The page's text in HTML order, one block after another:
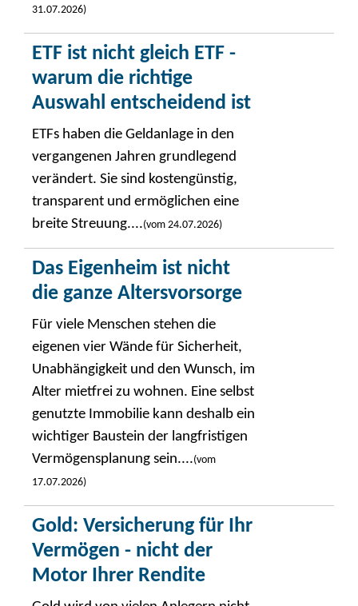
31.07.2026)
ETF ist nicht gleich ETF -
warum die richtige
Auswahl entscheidend ist
ETFs haben die Geldanlage in den
vergangenen Jahren grundlegend
verändert. Sie sind kostengünstig,
transparent und ermöglichen eine
breite Streuung....(vom 24.07.2026)
Das Eigenheim ist nicht
die ganze Altersvorsorge
Für viele Menschen stehen die
eigenen vier Wände für Sicherheit,
Unabhängigkeit und den Wunsch, im
Alter mietfrei zu wohnen. Eine selbst
genutzte Immobilie kann deshalb ein
wichtiger Baustein der langfristigen
Vermögensplanung sein....(vom
17.07.2026)
Gold: Versicherung für Ihr
Vermögen - nicht der
Motor Ihrer Rendite